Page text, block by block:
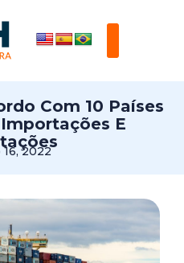
Com 10 Países
E
2022